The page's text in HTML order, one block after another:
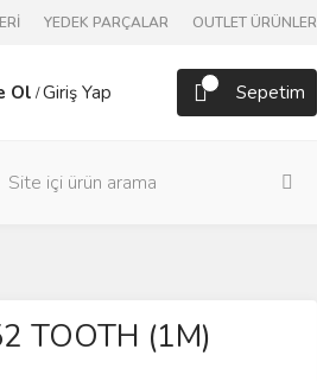
YEDEK PARÇALAR OUTLET ÜRÜNLER
Ol /Giriş Yap Sepetim
TOOTH (1M)